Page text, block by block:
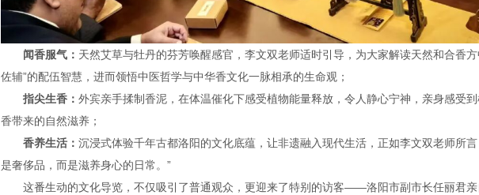
闻香服气： 天然艾草与牡丹的芬芳唤醒感官，李文双老师适时引导，为大家解读天然和合香方
佐辅”的配伍智慧，进而领悟中医哲学与中华香文化一脉相承的生命观；
指尖生香： 外宾亲手揉制香泥，在体温催化下感受植物能量释放，令人静心宁神，亲身感受
香带来的自然滋养；
香养生活： 沉浸式体验千年古都洛阳的文化底蕴，让非遗融入现代生活，正如李文双老师所言
是奢侈品，而是滋养身心的日常。”
这番生动的文化导览，不仅吸引了普通观众，更迎来了特别的访客——洛阳市副市长任丽君